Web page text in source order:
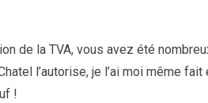
de la TVA, vous avez été
l’autorise, je l’ai moi même fait
!